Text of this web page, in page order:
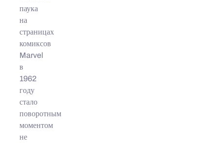
паука
на
страницах
комиксов
Marvel
в
1962
году
стало
поворотным
моментом
не